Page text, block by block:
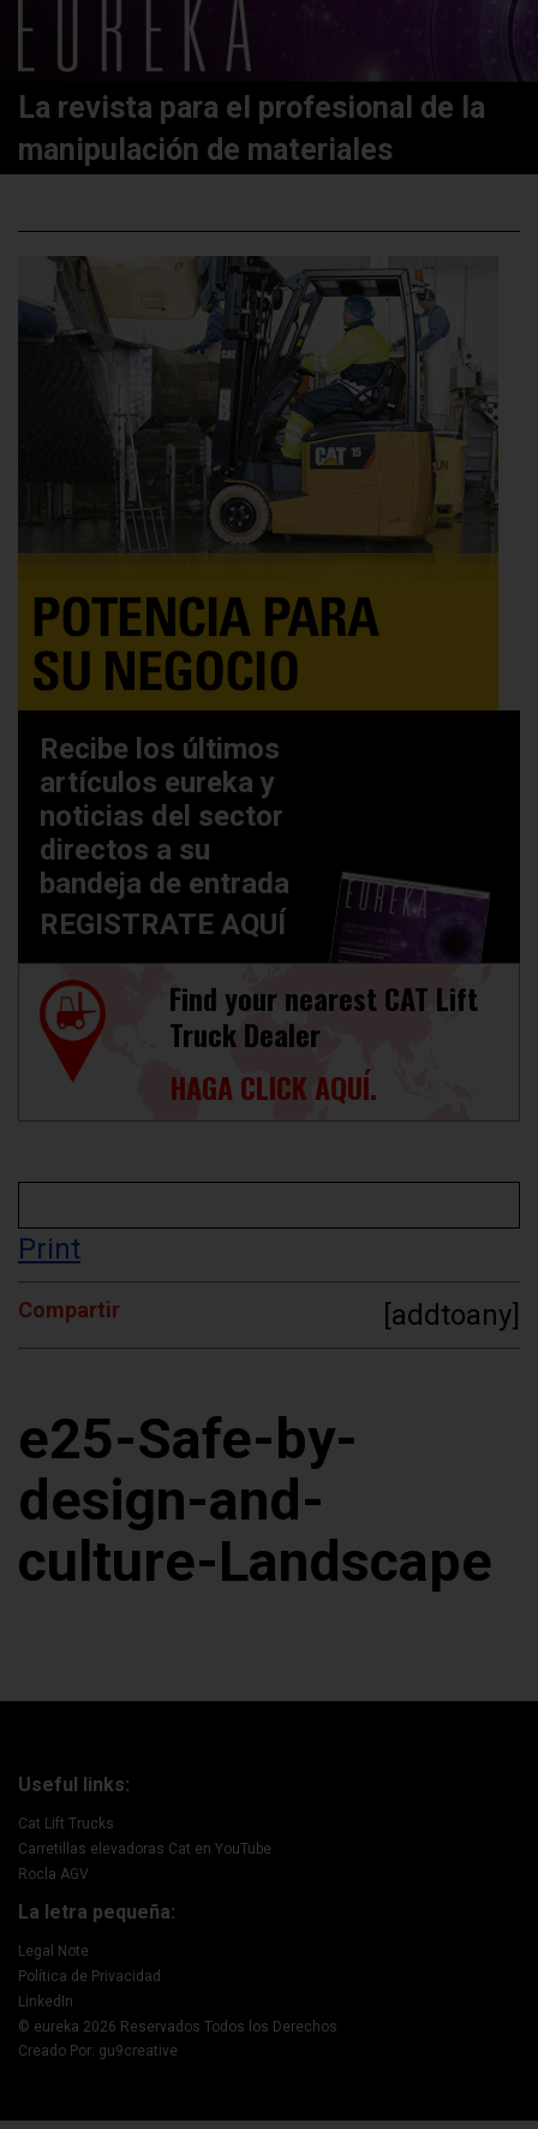
La revista para el profesional de la
manipulación de materiales
Recibe los últimos
artículos eureka y
noticias del sector
directos a su
bandeja de entrada
REGISTRATE AQUÍ
Find your nearest CAT Lift
Truck Dealer
HAGA CLICK AQUÍ.
Print
Compartir [addtoany]
e25-Safe-by-
design-and-
culture-Landscape
Useful links:
Cat Lift Trucks
Carretillas elevadoras Cat en YouTube
Rocla AGV
La letra pequeña:
Legal Note
Política de Privacidad
LinkedIn
© eureka 2026 Reservados Todos los Derechos
Creado Por: gu9creative